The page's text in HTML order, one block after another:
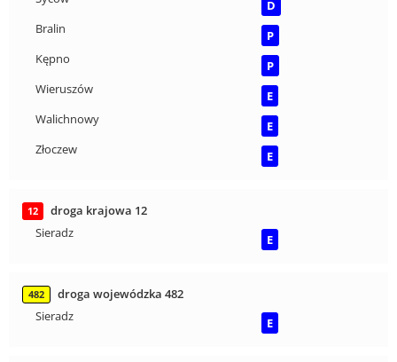
D
Bralin
P
Kępno
P
Wieruszów
E
Walichnowy
E
Złoczew
E
12
droga krajowa 12
Sieradz
E
482
droga wojewódzka 482
Sieradz
E